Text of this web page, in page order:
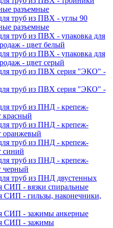
разъемные
труб из ПВХ - углы 90
разъемные
труб из ПВХ - упаковка для
- цвет белый
труб из ПВХ - упаковка для
- цвет серый
труб из ПВХ серия "ЭКО" -
труб из ПВХ серия "ЭКО" -
труб из ПНД - крепеж-
красный
труб из ПНД - крепеж-
оранжевый
труб из ПНД - крепеж-
синий
труб из ПНД - крепеж-
черный
труб из ПНД двустенных
СИП - вязки спиральные
СИП - гильзы, наконечники,
СИП - зажимы анкерные
СИП - зажимы